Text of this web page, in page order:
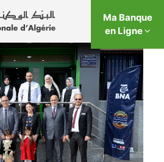
Ma Banque
en Ligne